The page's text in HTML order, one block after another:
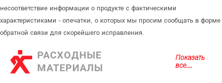
несоответствие информации о продукте с фактическими
характеристиками - опечатки, о которых мы просим сообщать в форме
обратной связи для скорейшего исправления.
РАСХОДНЫЕ
МАТЕРИАЛЫ
Показать
все...